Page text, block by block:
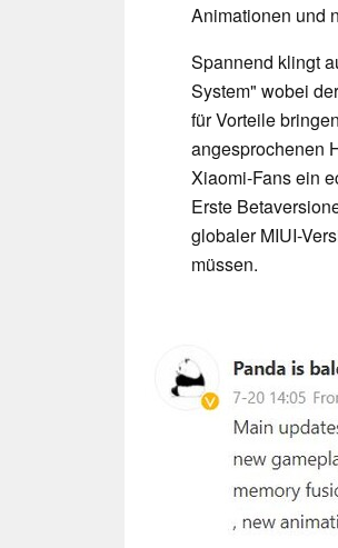
Animationen und
Spannend klingt
System" wobei
für Vorteile
angesprochenen
Xiaomi-Fans ein
Erste
globaler MIUI-
müssen.